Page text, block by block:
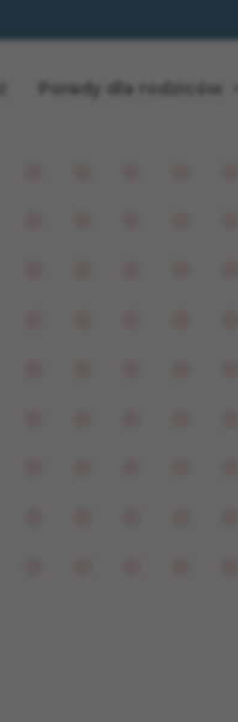
Porady dla rodziców